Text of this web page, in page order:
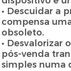
• Descuidar a
compensa
obsoleto.
• Desvalorizar
pós-venda
simples numa